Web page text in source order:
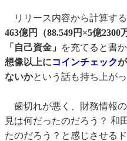
リリース内容から計算する
463億円（88.549円×5億2300
「自己資金」
を充てると書
想像以上にコインチェック
ないかという話も持ち上がっ
歯切れが悪く、財務情報
見は何だったのだろう？ 和
たのだろう？と感じさせる